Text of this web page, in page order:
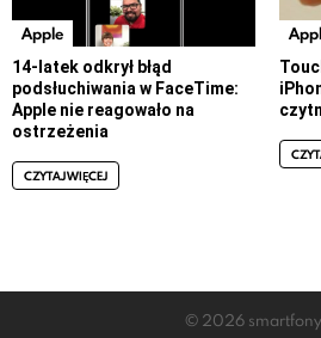
Apple
14-latek odkrył błąd
podsłuchiwania w FaceTime:
Apple nie reagowało na
ostrzeżenia
CZYTAJ WIĘCEJ
© 2026